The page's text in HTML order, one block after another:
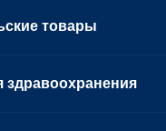
товары
здравоохранения